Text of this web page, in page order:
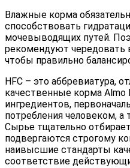
Влажные корма
способствовать
мочевыводящих путей.
рекомендуют чередовать
чтобы правильно
HFC – это аббревиатура,
качественные корма Almo
ингредиентов,
потребления человеком,
Сырье тщательно
подвергаются строгому
наивысшие стандарты
соответствие